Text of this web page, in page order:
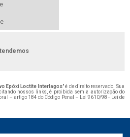
Epóxi Loctite Interlagos" é de direito reservado. Sua
nossos links, é proibida sem a autorização do
– artigo 184 do Código Penal –
Lei 9610/98 - Lei de